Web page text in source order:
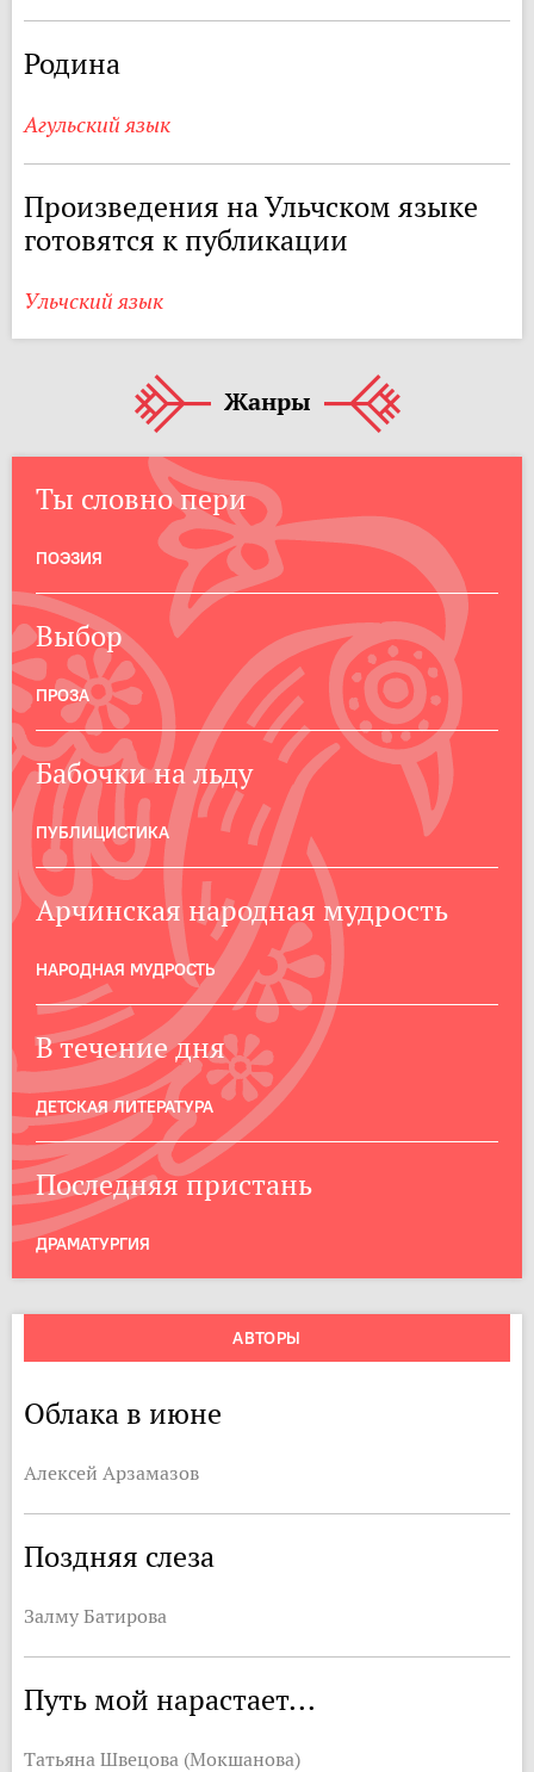
Родина
Агульский язык
Произведения на Ульчском языке
готовятся к публикации
Ульчский язык
Жанры
Ты словно пери
ПОЭЗИЯ
Выбор
ПРОЗА
Бабочки на льду
ПУБЛИЦИСТИКА
Арчинская народная мудрость
НАРОДНАЯ МУДРОСТЬ
В течение дня
ДЕТСКАЯ ЛИТЕРАТУРА
Последняя пристань
ДРАМАТУРГИЯ
АВТОРЫ
Облака в июне
Алексей Арзамазов
Поздняя слеза
Залму Батирова
Путь мой нарастает...
Татьяна Швецова (Мокшанова)